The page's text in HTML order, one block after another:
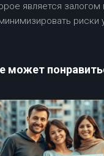
является залогом
риски
может